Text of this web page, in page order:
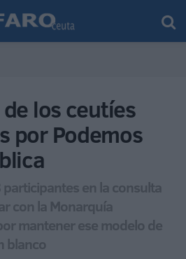
los ceutíes
por Podemos
en la consulta
con la Monarquía
mantener ese modelo de
blanco